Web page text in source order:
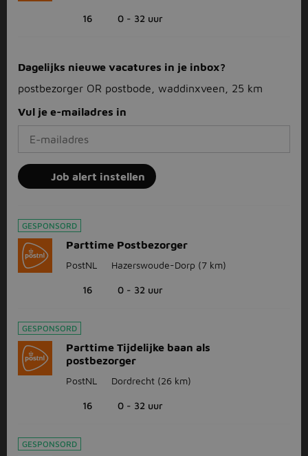
16 0 - 32 uur
Dagelijks nieuwe vacatures in je inbox?
postbezorger OR postbode, waddinxveen, 25 km
Vul je e-mailadres in
Job alert instellen
GESPONSORD
Parttime Postbezorger
PostNL Hazerswoude-Dorp (7 km)
16 0 - 32 uur
GESPONSORD
Parttime Tijdelijke baan als
postbezorger
PostNL Dordrecht (26 km)
16 0 - 32 uur
GESPONSORD